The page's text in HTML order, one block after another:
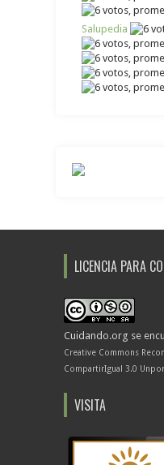
Salupedia
LICENCIA PARA
Cuidando.org se
Creative Commons
CompartirIgual 3.0
VISITA